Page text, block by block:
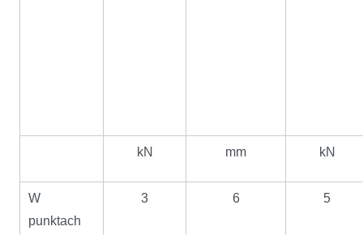
kN mm kN
W
punktach
3 6 5